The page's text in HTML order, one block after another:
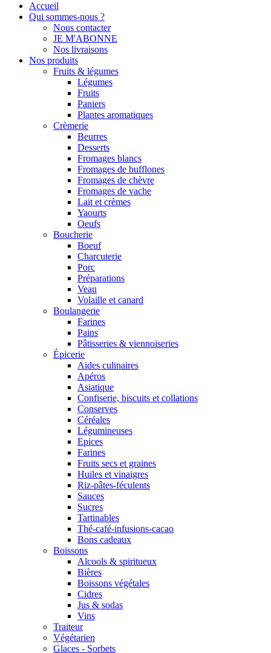
Accueil
Qui sommes-nous ?
Nous contacter
JE M'ABONNE
Nos livraisons
Nos produits
Fruits & légumes
Légumes
Fruits
Paniers
Plantes aromatiques
Crèmerie
Beurres
Desserts
Fromages blancs
Fromages de bufflones
Fromages de chèvre
Fromages de vache
Lait et crèmes
Yaourts
Oeufs
Boucherie
Boeuf
Charcuterie
Porc
Préparations
Veau
Volaille et canard
Boulangerie
Farines
Pains
Pâtisseries & viennoiseries
Épicerie
Aides culinaires
Apéros
Asiatique
Confiserie, biscuits et collations
Conserves
Céréales
Légumineuses
Epices
Farines
Fruits secs et graines
Huiles et vinaigres
Riz-pâtes-féculents
Sauces
Sucres
Tartinables
Thé-café-infusions-cacao
Bons cadeaux
Boissons
Alcools & spiritueux
Bières
Boissons végétales
Cidres
Jus & sodas
Vins
Traiteur
Végétarien
Glaces - Sorbets